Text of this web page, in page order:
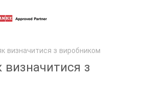
визначитися з виробником
з